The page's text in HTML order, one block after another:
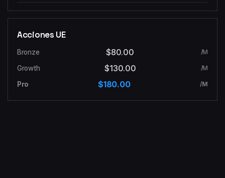
Acciones UE
$80.00 /M
$130.00 /M
$180.00 /M